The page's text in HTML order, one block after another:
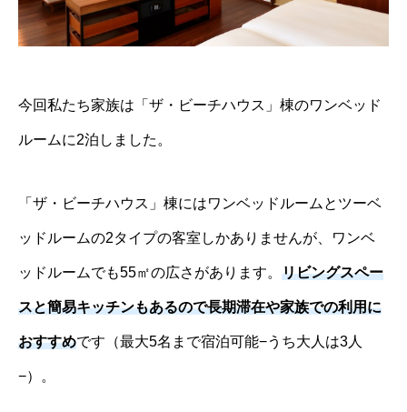
今回私たち家族は「ザ・ビーチハウス」棟のワンベッド
ルームに2泊しました。
「ザ・ビーチハウス」棟にはワンベッドルームとツーベ
ッドルームの2タイプの客室しかありませんが、ワンベ
ッドルームでも55㎡の広さがあります。 リビングスペー
スと簡易キッチンもあるので長期滞在や家族での利用に
おすすめです（最大5名まで宿泊可能−うち大人は3人
−）。